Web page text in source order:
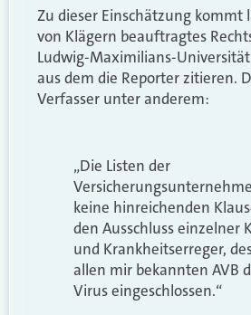
Zu dieser Einschätzung kommt
von Klägern beauftragtes
Ludwig-Maximilians-
aus dem die Reporter zitieren.
Verfasser unter anderem:
„Die Listen der
keine hinreichenden
den Ausschluss einzelner
und Krankheitserreger,
allen mir bekannten AVB
Virus eingeschlossen.“